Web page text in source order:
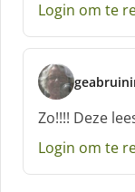
r
e
f
:
Login om te
s
c
h
r
Zo!!!! Deze
Login om te